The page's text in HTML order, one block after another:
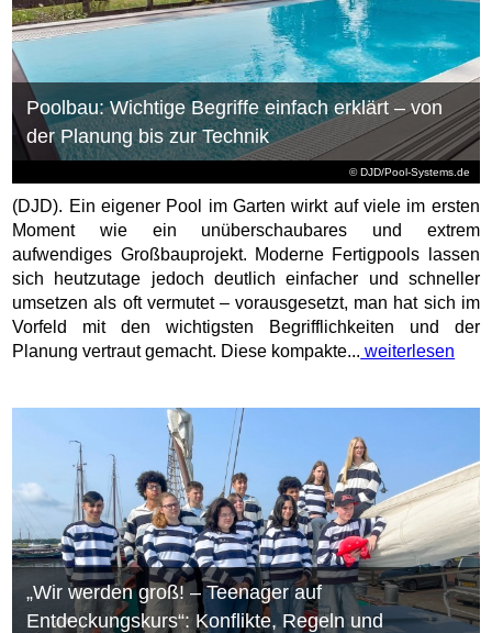
© DJD/Pool-Systems.de
Poolbau: Wichtige Begriffe einfach erklärt – von
der Planung bis zur Technik
(DJD). Ein eigener Pool im Garten wirkt auf viele im ersten
Moment wie ein unüberschaubares und extrem
aufwendiges Großbauprojekt. Moderne Fertigpools lassen
sich heutzutage jedoch deutlich einfacher und schneller
umsetzen als oft vermutet – vorausgesetzt, man hat sich im
Vorfeld mit den wichtigsten Begrifflichkeiten und der
Planung vertraut gemacht. Diese kompakte... weiterlesen
„Wir werden groß! – Teenager auf
Entdeckungskurs“: Konflikte, Regeln und